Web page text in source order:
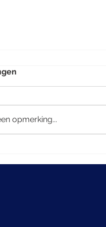
opmerking...